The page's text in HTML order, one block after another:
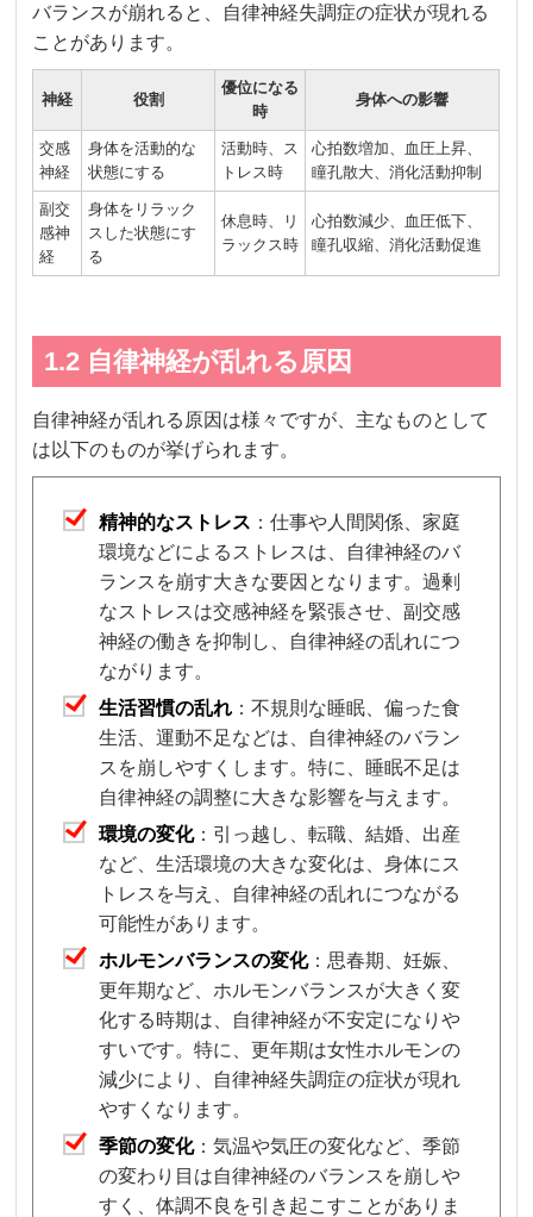
バランスが崩れると、自律神経失調症の症状が現れる
ことがあります。
神経 役割
優位になる
時
身体への影響
交感
神経
身体を活動的な
状態にする
活動時、ス
トレス時
心拍数増加、血圧上昇、
瞳孔散大、消化活動抑制
副交
感神
経
身体をリラック
スした状態にす
る
休息時、リ
ラックス時
心拍数減少、血圧低下、
瞳孔収縮、消化活動促進
1.2 自律神経が乱れる原因
自律神経が乱れる原因は様々ですが、主なものとして
は以下のものが挙げられます。
精神的なストレス ：仕事や人間関係、家庭
環境などによるストレスは、自律神経のバ
ランスを崩す大きな要因となります。過剰
なストレスは交感神経を緊張させ、副交感
神経の働きを抑制し、自律神経の乱れにつ
ながります。
生活習慣の乱れ ：不規則な睡眠、偏った食
生活、運動不足などは、自律神経のバラン
スを崩しやすくします。特に、睡眠不足は
自律神経の調整に大きな影響を与えます。
環境の変化：引っ越し、転職、結婚、出産
など、生活環境の大きな変化は、身体にス
トレスを与え、自律神経の乱れにつながる
可能性があります。
ホルモンバランスの変化：思春期、妊娠、
更年期など、ホルモンバランスが大きく変
化する時期は、自律神経が不安定になりや
すいです。特に、更年期は女性ホルモンの
減少により、自律神経失調症の症状が現れ
やすくなります。
季節の変化：気温や気圧の変化など、季節
の変わり目は自律神経のバランスを崩しや
すく、体調不良を引き起こすことがありま